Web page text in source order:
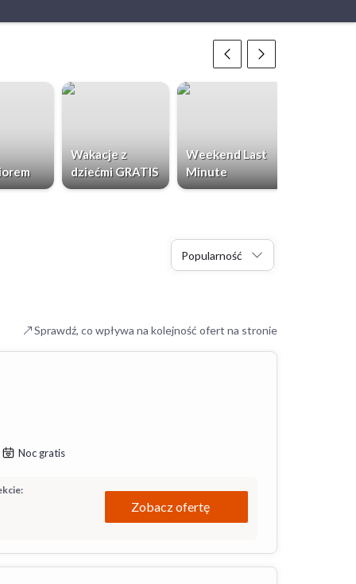
Wakacje z
dziećmi GRATIS
Weekend Last
Minute
Popularność
Sprawdź, co wpływa na kolejność ofert na stronie
Noc gratis
Zobacz ofertę